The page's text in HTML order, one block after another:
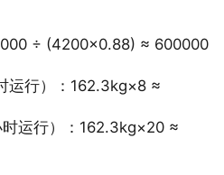
÷ (4200×0.88) ≈ 600000
运行）：162.3kg×8 ≈
运行）：162.3kg×20 ≈